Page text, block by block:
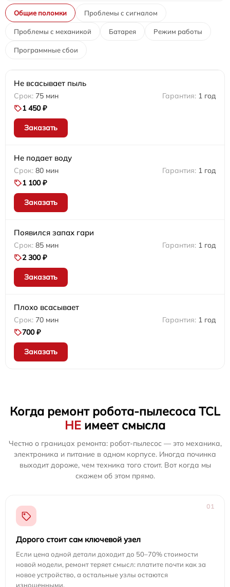
Общие поломки Проблемы с сигналом
Проблемы с механикой Батарея Режим работы
Программные сбои
Не всасывает пыль
75 мин
1 год
1 450 ₽
Заказать
Не подает воду
80 мин
1 год
1 100 ₽
Заказать
Появился запах гари
85 мин
1 год
2 300 ₽
Заказать
Плохо всасывает
70 мин
1 год
700 ₽
Заказать
Когда ремонт робота-пылесоса TCL
НЕ имеет смысла
Честно о границах ремонта: робот-пылесос — это механика,
электроника и питание в одном корпусе. Иногда починка
выходит дороже, чем техника того стоит. Вот когда мы
скажем об этом прямо.
01
Дорого стоит сам ключевой узел
Если цена одной детали доходит до 50–70% стоимости
новой модели, ремонт теряет смысл: платите почти как за
новое устройство, а остальные узлы остаются
изношенными.